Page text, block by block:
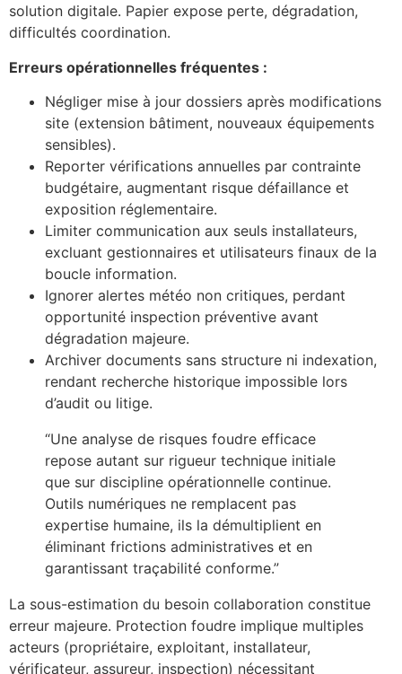
solution digitale. Papier expose perte, dégradation,
difficultés coordination.
Erreurs opérationnelles fréquentes :
Négliger mise à jour dossiers après modifications
site (extension bâtiment, nouveaux équipements
sensibles).
Reporter vérifications annuelles par contrainte
budgétaire, augmentant risque défaillance et
exposition réglementaire.
Limiter communication aux seuls installateurs,
excluant gestionnaires et utilisateurs finaux de la
boucle information.
Ignorer alertes météo non critiques, perdant
opportunité inspection préventive avant
dégradation majeure.
Archiver documents sans structure ni indexation,
rendant recherche historique impossible lors
d’audit ou litige.
“Une analyse de risques foudre efficace
repose autant sur rigueur technique initiale
que sur discipline opérationnelle continue.
Outils numériques ne remplacent pas
expertise humaine, ils la démultiplient en
éliminant frictions administratives et en
garantissant traçabilité conforme.”
La sous-estimation du besoin collaboration constitue
erreur majeure. Protection foudre implique multiples
acteurs (propriétaire, exploitant, installateur,
vérificateur, assureur, inspection) nécessitant